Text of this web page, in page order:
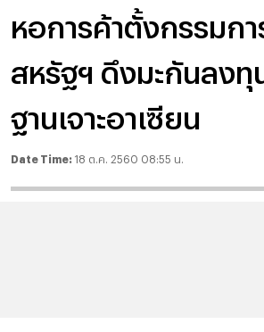
หอการค้าตั้งกรรมก
สหรัฐฯ ดึงมะกันลงทุ
ฐานเจาะอาเซียน
Date Time: 18 ต.ค. 2560 08:55 น.